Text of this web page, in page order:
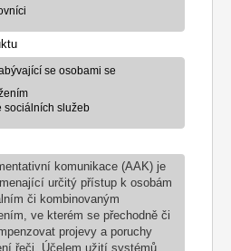
se osobami se
sociálních služeb
komunikace (AAK) je
určitý přístup k osobám
či kombinovaným
ve kterém se přechodně či
projevy a poruchy
řeči. Účelem užití systémů